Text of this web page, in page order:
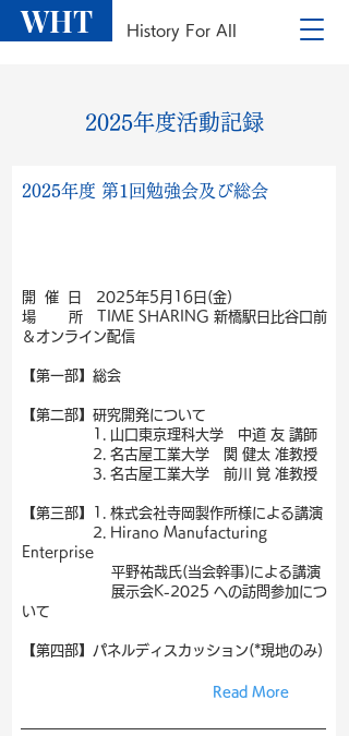
WHT History For All
​2025年度活動記録
2025年度 第1回勉強会及び総会
開 催 日 2025年5月16日(金)
場 所 TIME SHARING 新橋駅日比谷口前
＆オンライン配信
【第一部】総会
【第二部】研究開発について
1. 山口東京理科大学 中道 友 講師
2. 名古屋工業大学 関 健太 准教授
3. 名古屋工業大学 前川 覚 准教授
【第三部】1. 株式会社寺岡製作所様による講演
2. Hirano Manufacturing
Enterprise
平野祐哉氏(当会幹事)による講演
展示会K-2025 への訪問参加につ
いて
【第四部】パネルディスカッション(*現地のみ)
Read More